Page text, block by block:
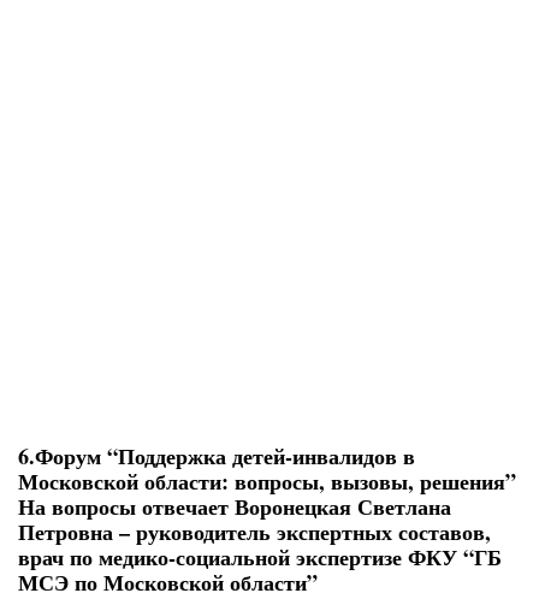
6.Форум “Поддержка детей-инвалидов в
Московской области: вопросы, вызовы, решения”
На вопросы отвечает Воронецкая Светлана
Петровна – руководитель экспертных составов,
врач по медико-социальной экспертизе ФКУ “ГБ
МСЭ по Московской области”